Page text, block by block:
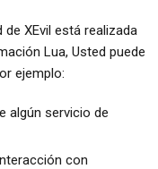
XEvil está realizada
Lua, Usted puede
ejemplo:
algún servicio de
con